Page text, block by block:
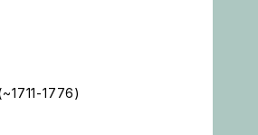
1776)